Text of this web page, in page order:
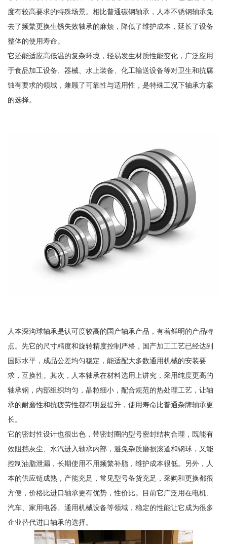
度有较高要求的特殊场景。相比普通碳钢轴承，人本不锈钢轴承免
去了频繁更换生锈失效轴承的麻烦，降低了维护成本，延长了设备
整体的使用寿命。
它还能适应高低温的复杂环境，轻易发生材质性能变化，广泛应用
于食品加工设备、器械、水上装备、化工输送设备等对卫生和抗腐
蚀有要求的领域，兼顾了可靠性与适用性，是特殊工况下轴承方案
的选择。
人本深沟球轴承是认可度较高的国产轴承产品，有着鲜明的产品特
点。先它的尺寸精度和旋转精度控制严格，国产加工工艺已经达到
国际水平，成品公差均匀稳定，能适配大多数通用机械的安装要
求，互换性。其次，人本轴承在材料选用上讲究，采用纯度更高的
轴承钢，内部组织均匀，晶粒细小，配合规范的热处理工艺，让轴
承的耐磨性和抗疲劳性都有明显提升，使用寿命比普通杂牌轴承更
长。
它的密封性设计也很出色，带密封圈的型号密封结构合理，既能有
效阻挡灰尘、水汽进入轴承内部，避免杂质磨损滚道和钢球，又能
控制油脂泄漏，长期使用不用频繁补脂，维护成本很低。另外，人
本的供应链成熟，产能充足，常见型号备货充足，采购和更换都很
方便，价格比进口轴承更有优势，性价比。目前它广泛用在电机、
汽车、家用电器、通用机械设备等领域，稳定的性能让它成为很多
企业替代进口轴承的选择。